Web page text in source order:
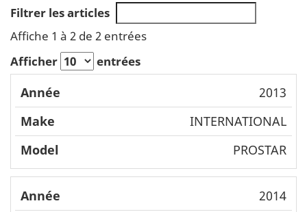
Filtrer les articles
Affiche 1 à 2 de 2 entrées
Afficher
entrées
Année Make
l
2013
INTERNATIONAL
PROSTAR
2014